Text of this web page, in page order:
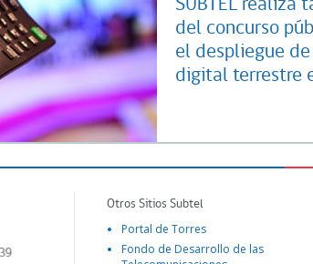
SUBTEL realiza
del concurso
el despliegue
digital terrestre
Otros Sitios Subtel
Portal de Torres
Fondo de Desarrollo de las